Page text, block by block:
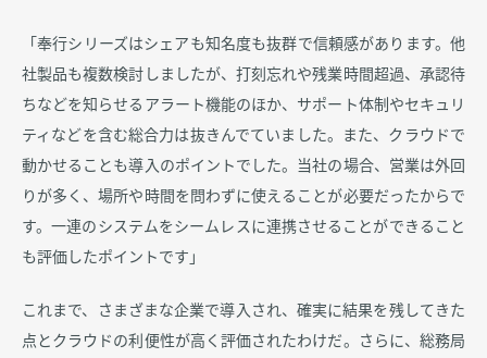
「奉行シリーズはシェアも知名度も抜群で信頼感があります。他
社製品も複数検討しましたが、打刻忘れや残業時間超過、承認待
ちなどを知らせるアラート機能のほか、サポート体制やセキュリ
ティなどを含む総合力は抜きんでていました。また、クラウドで
動かせることも導入のポイントでした。当社の場合、営業は外回
りが多く、場所や時間を問わずに使えることが必要だったからで
す。一連のシステムをシームレスに連携させることができること
も評価したポイントです」
これまで、さまざまな企業で導入され、確実に結果を残してきた
点とクラウドの利便性が高く評価されたわけだ。さらに、総務局